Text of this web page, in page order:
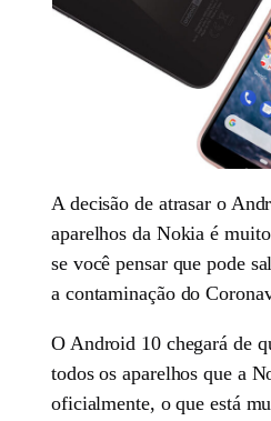
A decisão de atrasar o
aparelhos da Nokia é
se você pensar que pode
a contaminação do
O Android 10 chegará de
todos os aparelhos que a
oficialmente, o que está